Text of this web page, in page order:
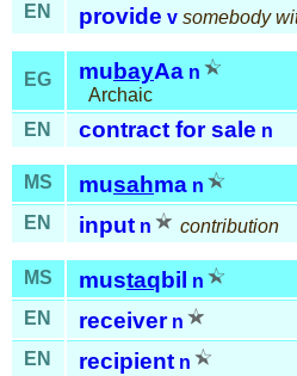
EN provide v somebody
EG mubayAa n
Archaic
EN contract for sale n
MS musahma n
EN input n contribution
MS mustaqbil n
EN receiver n
EN
recipient n